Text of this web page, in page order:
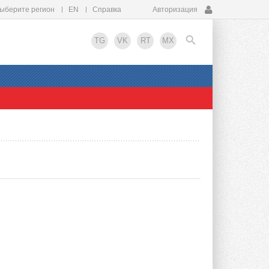
регион EN Справка Авторизация
TG VK RT MX